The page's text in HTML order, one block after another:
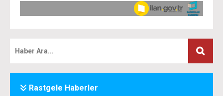
Rastgele Haberler